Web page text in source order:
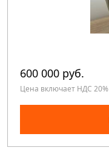
600 000 руб.
Цена включает НДС 20%